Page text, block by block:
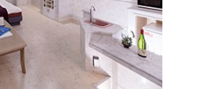
でエレガントな雰囲気の空
間